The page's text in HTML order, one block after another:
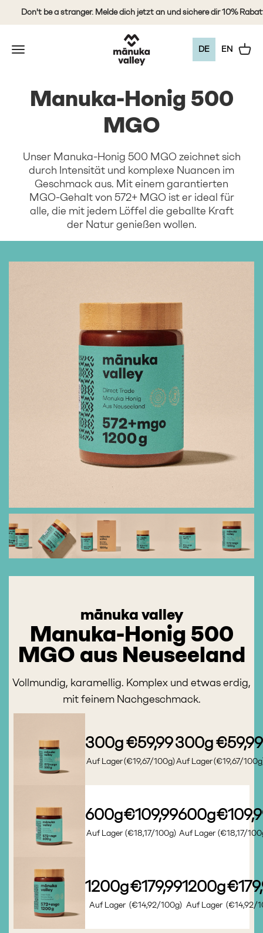
Don't be a stranger. Melde dich jetzt an und sichere dir 10% Rabatt
Navigationsmenü öffnen
Mānuka Valley Honey
DE
EN
Manuka-Honig 500
MGO
Unser Manuka-Honig 500 MGO zeichnet sich
durch Intensität und komplexe Nuancen im
Geschmack aus. Mit einem garantierten
MGO-Gehalt von 572+ MGO ist er ideal für
alle, die mit jedem Löffel die geballte Kraft
der Natur genießen wollen.
mānuka valley
Manuka-Honig 500
MGO aus Neuseeland
Vollmundig, karamellig. Komplex und etwas erdig,
mit feinem Nachgeschmack.
300g
Auf Lager
€59,99
(€19,67/100g)
300g
Auf Lager
€59,99
(€19,67/
600g
Auf Lager
€109,99
(€18,17/100g)
600g
Auf Lager (€18,17/
1200g
Auf Lager
€179,99
(€14,92/100g)
1200g
Auf Lager (€14,92/